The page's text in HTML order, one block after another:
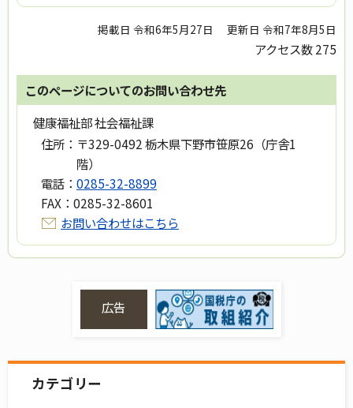
掲載日 令和6年5月27日 更新日 令和7年8月5日
アクセス数275
このページについてのお問い合わせ先
健康福祉部 社会福祉課
住所： 〒329-0492 栃木県下野市笹原26（庁舎1
階）
電話： 0285-32-8899
FAX： 0285-32-8601
お問い合わせはこちら
広告
カテゴリー